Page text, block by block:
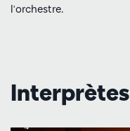
l'orchestre.
Interprètes